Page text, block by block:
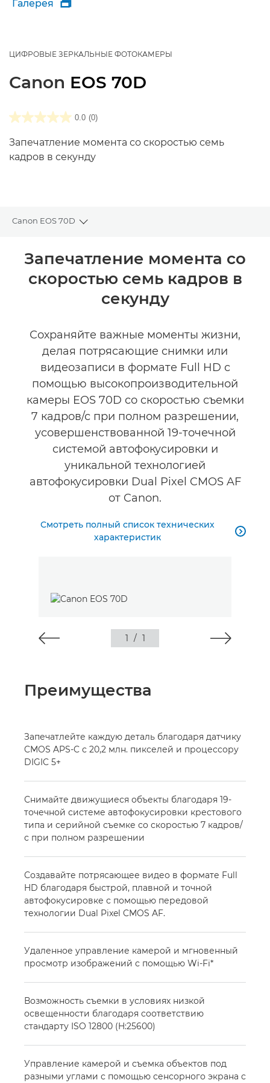
Галерея 
ЦИФРОВЫЕ ЗЕРКАЛЬНЫЕ ФОТОКАМЕРЫ
Canon EOS 70D
0.0 (0)
Запечатление момента со скоростью семь
кадров в секунду
Canon EOS 70D
Toggle breadcrumbs
Общая информация
Технические характеристики
Запечатление момента со
скоростью семь кадров в
секунду
Сохраняйте важные моменты жизни,
делая потрясающие снимки или
видеозаписи в формате Full HD с
помощью высокопроизводительной
камеры EOS 70D со скоростью съемки
7 кадров/с при полном разрешении,
усовершенствованной 19-точечной
системой автофокусировки и
уникальной технологией
автофокусировки Dual Pixel CMOS AF
от Canon.
Смотреть полный список технических
характеристик

1 / 1
Преимущества
Запечатлейте каждую деталь благодаря датчику
CMOS APS-C с 20,2 млн. пикселей и процессору
DIGIC 5+
Снимайте движущиеся объекты благодаря 19-
точечной системе автофокусировки крестового
типа и серийной съемке со скоростью 7 кадров/
с при полном разрешении
Создавайте потрясающее видео в формате Full
HD благодаря быстрой, плавной и точной
автофокусировке с помощью передовой
технологии Dual Pixel CMOS AF.
Удаленное управление камерой и мгновенный
просмотр изображений с помощью Wi-Fi*
Возможность съемки в условиях низкой
освещенности благодаря соответствию
стандарту ISO 12800 (H:25600)
Управление камерой и съемка объектов под
разными углами с помощью сенсорного экрана с